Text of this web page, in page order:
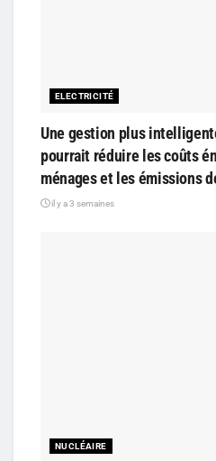
ELECTRICITÉ
Une gestion plus
pourrait réduire les coûts
ménages et les émissions
il y a 3 semaines
NUCLÉAIRE